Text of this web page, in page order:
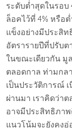
ระดับต่ำสุดในรอบ
ล็อคไว้ที่ 4% หรือ
แข็งอย่างมีประสิท
อัตรารายปีที่ปรับต
ในขณะเดียวกัน มู
ตลอดกาล ท่ามกล
เป็นประวัติการณ์
ผ่านมา เราคิดว่า
อาจมีประสิทธิภาพ
แนวโน้มจะยังคง